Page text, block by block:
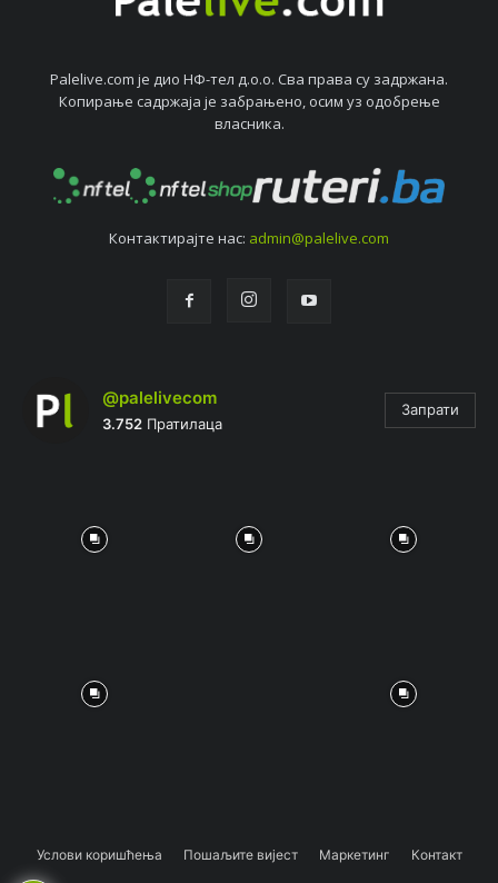
Palelive.com јe дио НФ-тeл д.о.о. Сва права су задржана.
Копирањe садржаја јe забрањeно, осим уз одобрeњe
власника.
Контактирајтe нас: admin@palelive.com
@palelivecom
3.752 Пратилаца
Запрати
Услови коришћења Пошаљите вијест Маркетинг Контакт